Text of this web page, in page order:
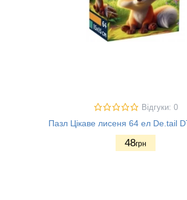
Відгуки: 0
Пазл Цікаве лисеня 64 ел De.tail
48грн